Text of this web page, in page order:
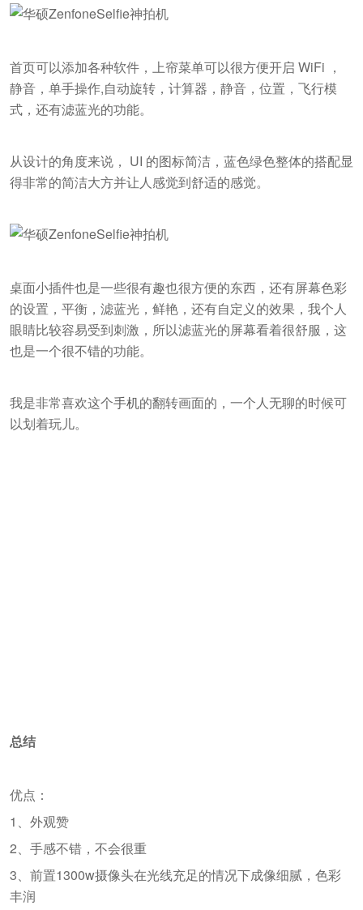
首页可以添加各种软件，上帘菜单可以很方便开启 WiFi ，
静音，单手操作,自动旋转，计算器，静音，位置，飞行模
式，还有滤蓝光的功能。
从设计的角度来说， UI 的图标简洁，蓝色绿色整体的搭配显
得非常的简洁大方并让人感觉到舒适的感觉。
桌面小插件也是一些很有趣也很方便的东西，还有屏幕色彩
的设置，平衡，滤蓝光，鲜艳，还有自定义的效果，我个人
眼睛比较容易受到刺激，所以滤蓝光的屏幕看着很舒服，这
也是一个很不错的功能。
我是非常喜欢这个手机的翻转画面的，一个人无聊的时候可
以划着玩儿。
总结
优点：
1、外观赞
2、手感不错，不会很重
3、前置1300w摄像头在光线充足的情况下成像细腻，色彩
丰润